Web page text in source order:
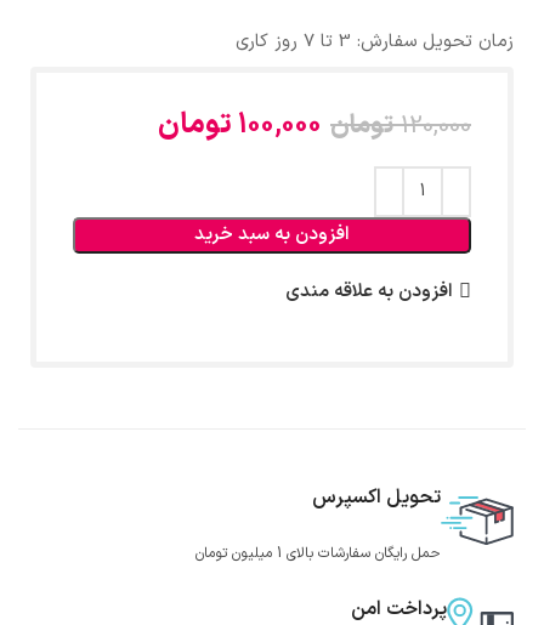
زمان تحویل سفارش: 3 تا 7 روز کاری
120,000تومان 100,000 تومان
افزودن به سبد خرید
افزودن به علاقه مندی
تحویل اکسپرس
حمل رایگان سفارشات بالای 1 میلیون تومان
پرداخت امن